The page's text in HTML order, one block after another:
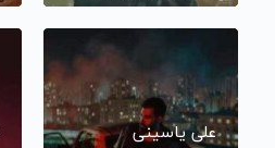
علی یاسینی